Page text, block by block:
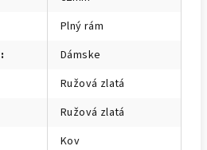
Plný rám
:
Dámske
Ružová zlatá
Ružová zlatá
Kov